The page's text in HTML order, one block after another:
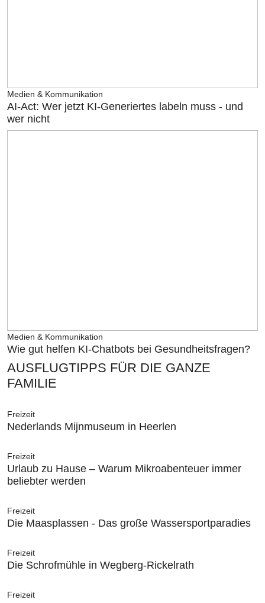
Medien & Kommunikation
AI-Act: Wer jetzt KI-Generiertes labeln muss - und
wer nicht
Medien & Kommunikation
Wie gut helfen KI-Chatbots bei Gesundheitsfragen?
AUSFLUGTIPPS FÜR DIE GANZE
FAMILIE
Freizeit
Nederlands Mijnmuseum in Heerlen
Freizeit
Urlaub zu Hause – Warum Mikroabenteuer immer
beliebter werden
Freizeit
Die Maasplassen - Das große Wassersportparadies
Freizeit
Die Schrofmühle in Wegberg-Rickelrath
Freizeit